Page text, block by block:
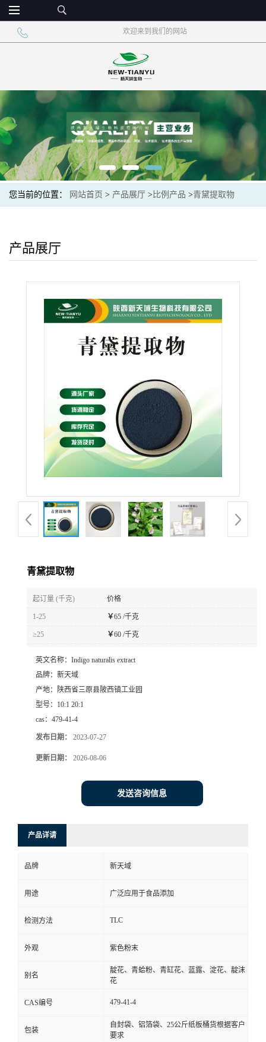
欢迎来到我们的网站
您当前的位置： 网站首页 > 产品展厅 > 比例产品 >青黛提取物
产品展厅
青黛提取物
起订量 (千克) 价格
1-25 ￥65 /千克
≥25 ￥60 /千克
英文名称： Indigo naturalis extract
品牌： 新天域
产地：
陕西省三原县陂西镇工业园
型号： 10:1 20:1
cas： 479-41-4
发布日期： 2023-07-27
更新日期： 2026-08-06
发送咨询信息
产品详请
品牌 新天域
用途 广泛应用于食品添加
检测方法 TLC
外观 紫色粉末
别名
靛花、青蛤粉、青缸花、蓝露、淀花、靛沫
花
CAS编号 479-41-4
包装
自封袋、铝箔袋、25公斤纸板桶货根据客户
要求